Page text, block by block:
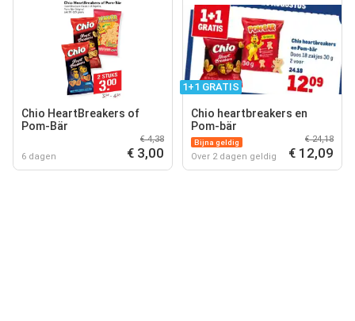
Chio HeartBreakers of
Pom-Bär
6 dagen
€ 4,38
€ 3,00
1+1 GRATIS
Chio heartbreakers en
Pom-bär
Bijna geldig
Over 2 dagen geldig
€ 24,18
€ 12,09